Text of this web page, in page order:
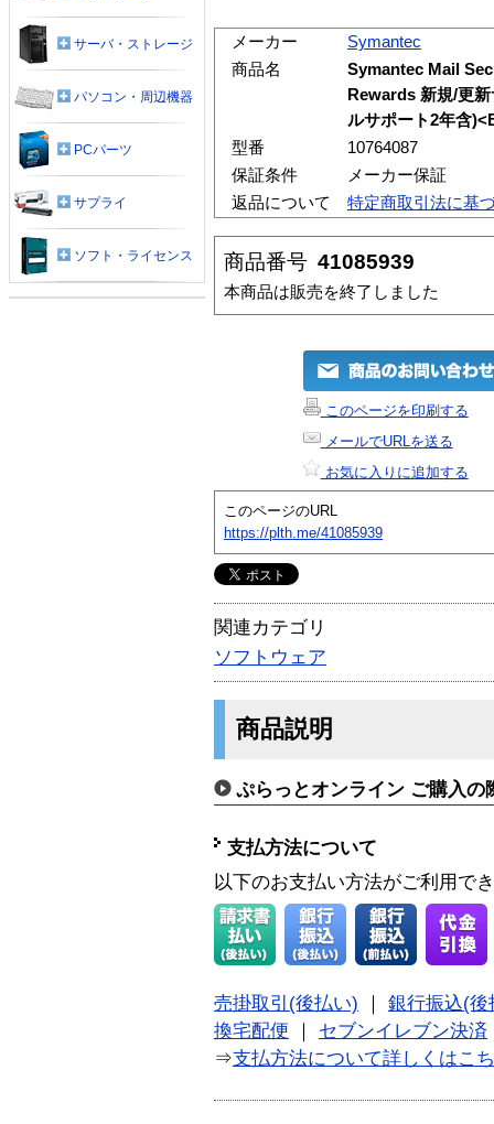
メーカー
Symantec
商品名
Symantec Mail
Rewards 新規/更
ルサポート2年含
型番
10764087
保証条件
メーカー保証
返品について
特定商取引法に基
商品番号 41085939
本商品は販売を終了しました
このページを印刷する
メールでURLを送る
お気に入りに追加する
このページのURL
https://plth.me/41085939
関連カテゴリ
ソフトウェア
商品説明
ぷらっとオンライン ご購入の
支払方法について
以下のお支払い方法がご利用で
売掛取引(後払い)
銀行振込(後
換宅配便
セブンイレブン決済
⇒支払方法について詳しくはこ
サーバ・ストレージ
パソコン・周辺機器
PCパーツ
サプライ
ソフト・ライセンス